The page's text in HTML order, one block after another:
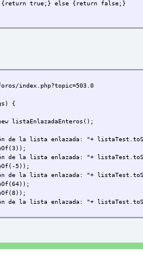
true;} else {return false;}
{
= new
listaRecibida) {
listaRecibida.getTail() == null) {
&& listaRecibida.getTail() ==
+ ", " +
{ return tail;}
index.php?topic=503.0
{
la lista enlazada: "+
la lista enlazada: "+
5));
la lista enlazada: "+
la lista enlazada: "+